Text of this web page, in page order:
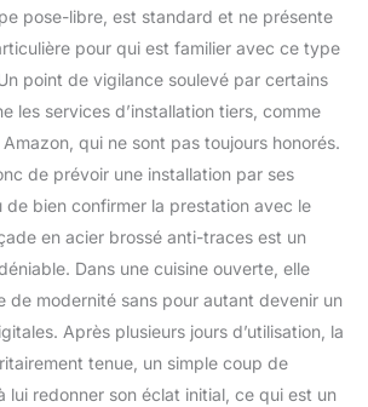
Zeolith, un minéral
naturel, vous bénéficiez
d'un séchage
impeccable tout en
économisant de
l'énergie. Grâce à la
fonction Silence Plus,
profitez d'un lavage
ultra-silencieux avec
seulement 44 dB. Idéal
pour les cuisines
ouvertes et les moments
de tranquillité à la
maison. Le programme
Auto permet d'ajuster
automatiquement la
pose-libre, est standard et ne présente
pour qui est familier avec ce type
point de vigilance soulevé par certains
les services d’installation tiers, comme
qui ne sont pas toujours honorés.
de prévoir une installation par ses
de bien confirmer la prestation avec le
en acier brossé anti-traces est un
Dans une cuisine ouverte, elle
de modernité sans pour autant devenir un
Après plusieurs jours d’utilisation, la
tenue, un simple coup de
lui redonner son éclat initial, ce qui est un